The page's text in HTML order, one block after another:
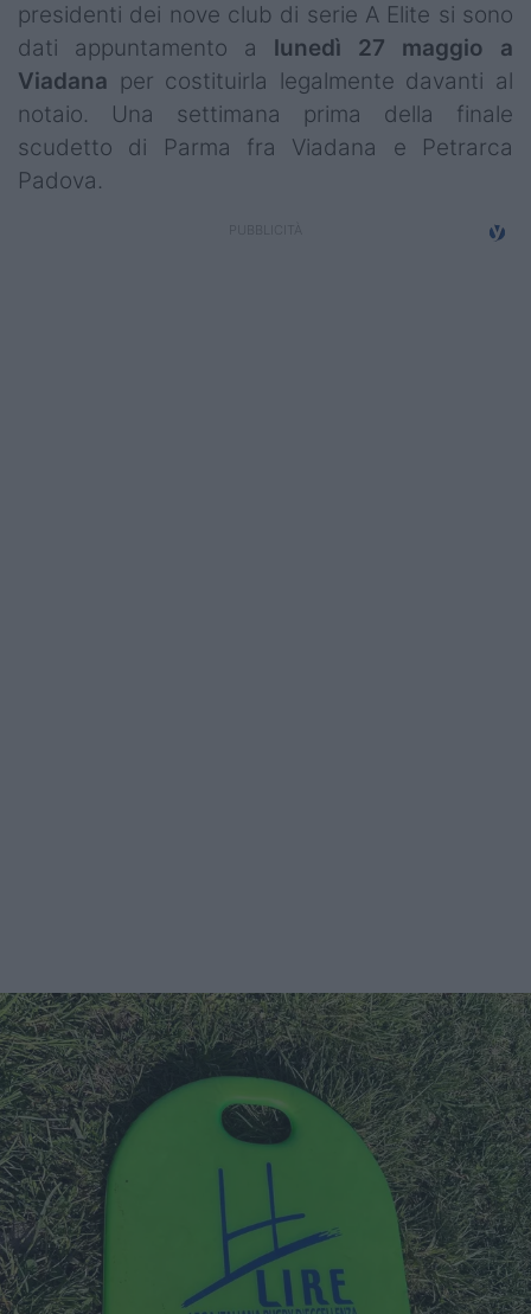
Serie A
Serie B
Serie C
Femminile
presidenti dei nove club di serie A Elite si sono
dati appuntamento a lunedì 27 maggio a
Viadana per costituirla legalmente davanti al
notaio. Una settimana prima della finale
scudetto di Parma fra Viadana e Petrarca
Padova.